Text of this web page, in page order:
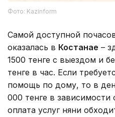
Фото: Kazinform
Самой доступной
оказалась в Костанае –
1500 тенге с выездом и
тенге в час. Если
помощь по дому, то в
000 тенге в зависимости
оплата услуг няни